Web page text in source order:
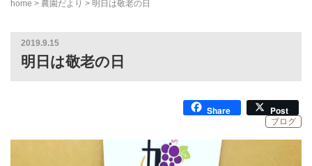
home > 農園だより > 明日は敬老の日
明日は敬老の日
2019.9.15
Share Post
ブログ